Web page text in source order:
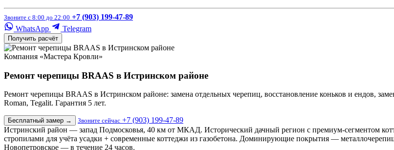
Звоните с 8:00 до 22:00 +7 (903) 199-47-89
WhatsApp
Telegram
Получить расчёт
Компания «Мастера Кровли»
Ремонт черепицы BRAAS в Истринском районе
Ремонт черепицы BRAAS в Истринском районе: замена отдельных черепиц, восстановление коньков и ендов,
Roman, Tegalit. Гарантия 5 лет.
Бесплатный замер → Звоните сейчас +7 (903) 199-47-89
Истринский район — запад Подмосковья, 40 км от МКАД. Исторический дачный регион с премиум-сегментом
стропилами для учёта усадки + современные коттеджи из газобетона. Доминирующие покрытия —
Новопетровское — в течение 24 часов.